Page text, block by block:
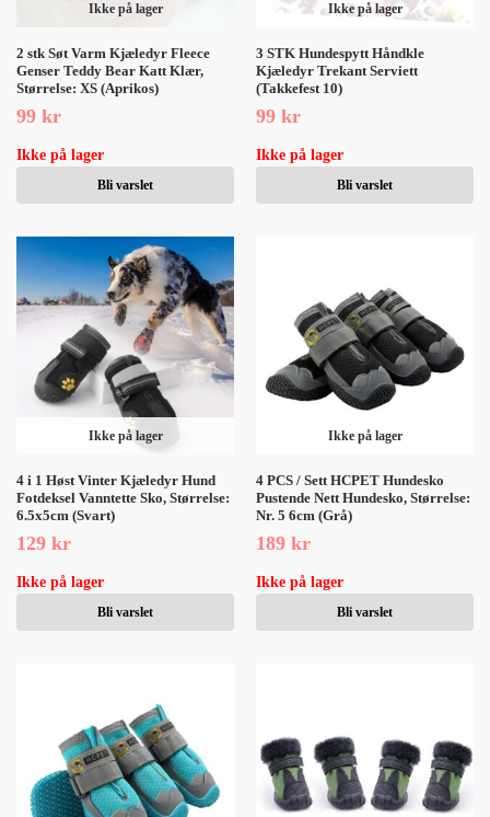
Ikke på lager
2 stk Søt Varm Kjæledyr Fleece
Genser Teddy Bear Katt Klær,
Størrelse: XS (Aprikos)
99 kr
Ikke på lager
Bli varslet
Ikke på lager
3 STK Hundespytt Håndkle
Kjæledyr Trekant Serviett
(Takkefest 10)
99 kr
Ikke på lager
Bli varslet
Ikke på lager
4 i 1 Høst Vinter Kjæledyr Hund
Fotdeksel Vanntette Sko, Størrelse:
6.5x5cm (Svart)
129 kr
Ikke på lager
Bli varslet
Ikke på lager
4 PCS / Sett HCPET Hundesko
Pustende Nett Hundesko, Størrelse:
Nr. 5 6cm (Grå)
189 kr
Ikke på lager
Bli varslet